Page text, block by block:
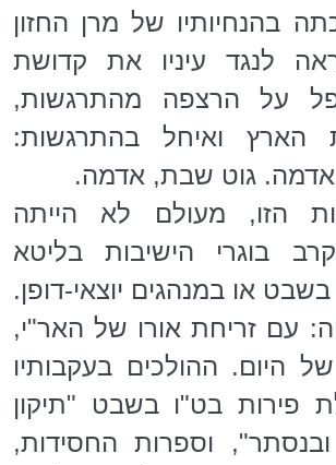
בהנחיותיו של מרן החזון
לנגד עיניו את קדושת
על הרצפה מהתרגשות,
הארץ ואיחל בהתרגשות:
גוט שבת, אדמה.
הזו, מעולם לא הייתה
בוגרי הישיבות בליטא
או במנהגים יוצאי-דופן.
עם זריחת אורו של האר"י,
היום. ההולכים בעקבותיו
פירות בט"ו בשבט "תיקון
וספרות החסידות,